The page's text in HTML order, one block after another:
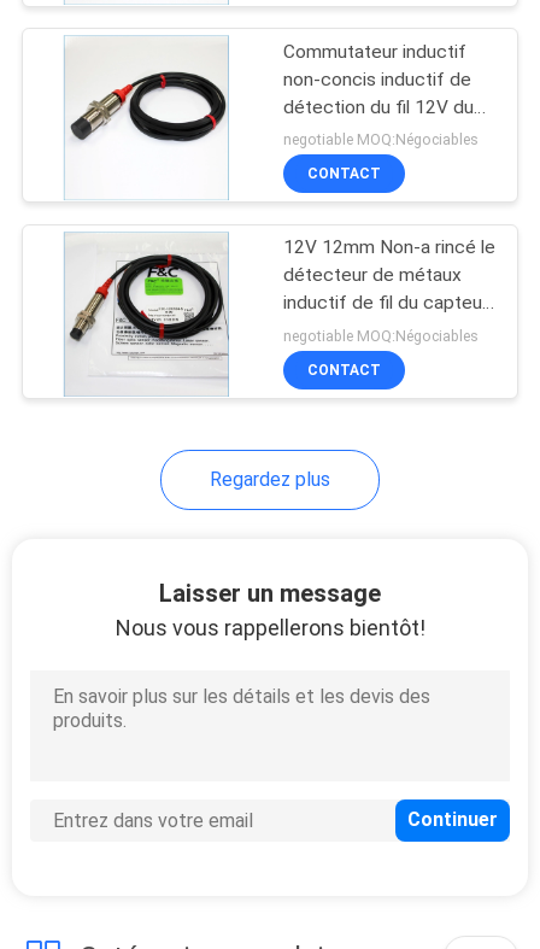
encoché
Capteur de label
Commutateur
électrique
Commutateur inductif
non-concis inductif de
détection du fil 12V du
capteur de proximité de
M18 8mm 3
negotiable MOQ:Négociables
CONTACT
12V 12mm Non-a rincé le
détecteur de métaux
inductif de fil du capteur
de proximité 3
negotiable MOQ:Négociables
CONTACT
Regardez plus
Laisser un message
Nous vous rappellerons bientôt!